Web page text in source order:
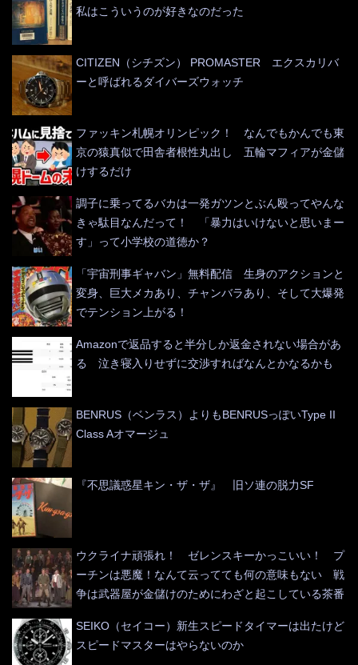
私はこういうのが好きなのだった
CITIZEN（シチズン） PROMASTER エクスカリバ
ーと呼ばれるダイバーズウォッチ
ファッキン札幌オリンピック！ なんでもかんでも東
京の猿真似で田舎者根性丸出し 五輪マフィアが金儲
けするだけ
調子に乗ってるバカは一発ガツンとぶん殴ってやんな
きゃ駄目なんだって！ 「暴力はいけないと思いまー
す」って小学校の道徳か？
「宇宙刑事ギャバン」無料配信 生身のアクションと
変身、巨大メカあり、チャンバラあり、そして大爆発
でテンション上がる！
Amazonで返品すると半分しか返金されない場合があ
る 泣き寝入りせずに交渉すればなんとかなるかも
BENRUS（ベンラス）よりもBENRUSっぽいType II
Class Aオマージュ
『不思議惑星キン・ザ・ザ』 旧ソ連の脱力SF
ウクライナ頑張れ！ ゼレンスキーかっこいい！ プ
ーチンは悪魔！なんて云ってても何の意味もない 戦
争は武器屋が金儲けのためにわざと起こしている茶番
SEIKO（セイコー）新生スピードタイマーは出たけど
スピードマスターはやらないのか